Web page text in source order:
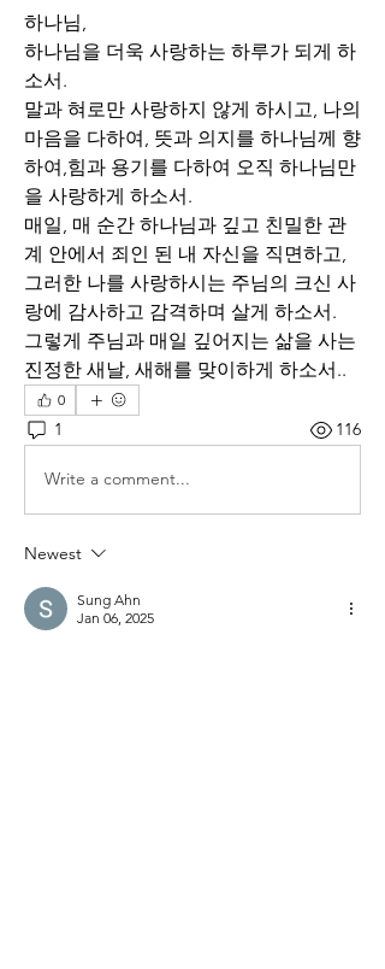
하나님,
하나님을 더욱 사랑하는 하루가 되게 하
소서.
말과 혀로만 사랑하지 않게 하시고, 나의
마음을 다하여, 뜻과 의지를 하나님께 향
하여,힘과 용기를 다하여 오직 하나님만
을 사랑하게 하소서.
매일, 매 순간 하나님과 깊고 친밀한 관
계 안에서 죄인 된 내 자신을 직면하고,
그러한 나를 사랑하시는 주님의 크신 사
랑에 감사하고 감격하며 살게 하소서.
그렇게 주님과 매일 깊어지는 삶을 사는
진정한 새날, 새해를 맞이하게 하소서..
0
1 116
Write a comment...
Newest
Sung Ahn
Jan 06, 2025